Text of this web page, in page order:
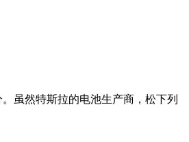
虽然特斯拉的电池生产商，松下列